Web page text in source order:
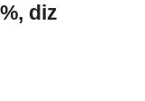
diz